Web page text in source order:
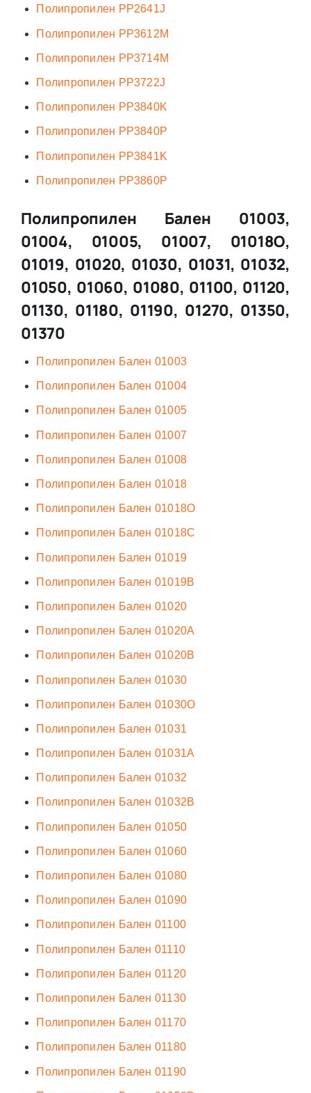
Полипропилен PP2641J
Полипропилен PP3612M
Полипропилен PP3714M
Полипропилен PP3722J
Полипропилен PP3840K
Полипропилен PP3840P
Полипропилен PP3841K
Полипропилен PP3860P
Полипропилен Бален 01003,
01004, 01005, 01007, 01018О,
01019, 01020, 01030, 01031, 01032,
01050, 01060, 01080, 01100, 01120,
01130, 01180, 01190, 01270, 01350,
01370
Полипропилен Бален 01003
Полипропилен Бален 01004
Полипропилен Бален 01005
Полипропилен Бален 01007
Полипропилен Бален 01008
Полипропилен Бален 01018
Полипропилен Бален 01018О
Полипропилен Бален 01018С
Полипропилен Бален 01019
Полипропилен Бален 01019В
Полипропилен Бален 01020
Полипропилен Бален 01020А
Полипропилен Бален 01020В
Полипропилен Бален 01030
Полипропилен Бален 01030О
Полипропилен Бален 01031
Полипропилен Бален 01031А
Полипропилен Бален 01032
Полипропилен Бален 01032В
Полипропилен Бален 01050
Полипропилен Бален 01060
Полипропилен Бален 01080
Полипропилен Бален 01090
Полипропилен Бален 01100
Полипропилен Бален 01110
Полипропилен Бален 01120
Полипропилен Бален 01130
Полипропилен Бален 01170
Полипропилен Бален 01180
Полипропилен Бален 01190